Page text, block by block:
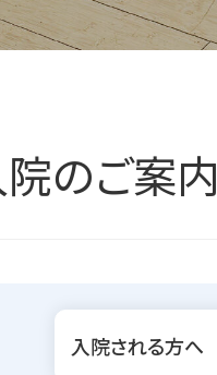
のご案内
入院される方へ